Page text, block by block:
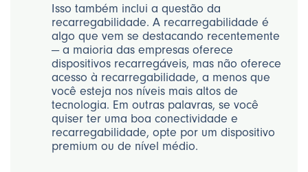
Isso também inclui a questão da
recarregabilidade. A recarregabilidade é
algo que vem se destacando recentemente
— a maioria das empresas oferece
dispositivos recarregáveis, mas não oferece
acesso à recarregabilidade, a menos que
você esteja nos níveis mais altos de
tecnologia. Em outras palavras, se você
quiser ter uma boa conectividade e
recarregabilidade, opte por um dispositivo
premium ou de nível médio.